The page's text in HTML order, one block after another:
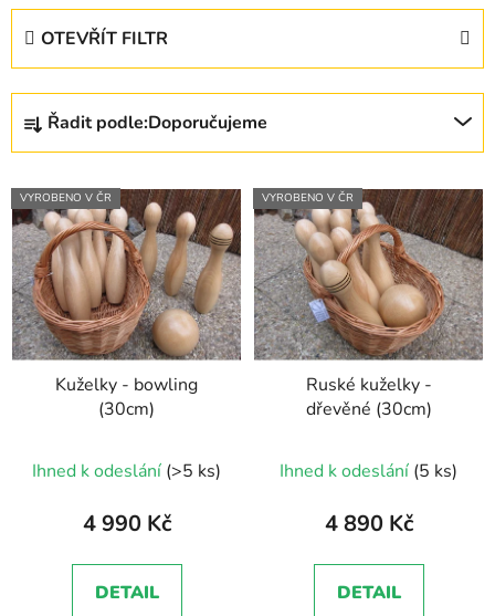
OTEVŘÍT FILTR
Ř
z
e
n
í
p
r
o
d
Řadit podle:Doporučujeme
V
ý
p
i
s
p
r
VYROBENO V ČR
Kuželky - bowling
(30cm)
hodnocení
produktu
5,0
z
Ihned k odeslání (>5 ks)
4 990 Kč
DETAIL
VYROBENO V ČR
Ruské kuželky -
dřevěné (30cm)
hodnocení
produktu
5,0
z
Ihned k odeslání (5 ks)
4 890 Kč
DETAIL